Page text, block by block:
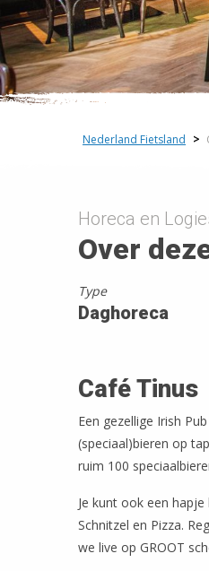
Nederland Fietsland >
Horeca en
Over
Type
Daghoreca
Café Tinus
Een gezellige Irish
(speciaal)bieren op
ruim 100
Je kunt ook een
Schnitzel en Pizza.
we live op GROOT
−